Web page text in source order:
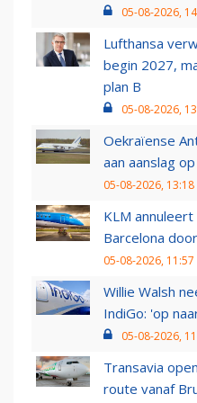
05-08-2026,
Lufthansa
begin 2027,
plan B
05-08-2026,
Oekraïense
aan aanslag
05-08-2026, 13:18
KLM
Barcelona
05-08-2026, 11:57
Willie Walsh
IndiGo: 'op
05-08-2026,
Transavia
route vanaf